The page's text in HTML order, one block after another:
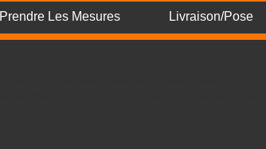
Prendre Les Mesures Livraison/Pose